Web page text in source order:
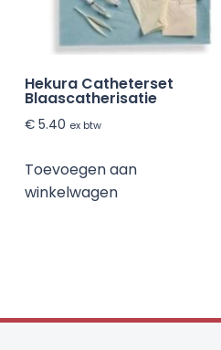
Hekura Catheterset
Blaascatherisatie
€5.40 ex btw
Toevoegen aan
winkelwagen